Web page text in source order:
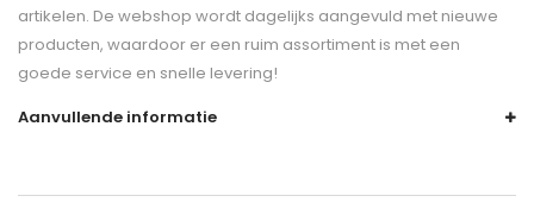
artikelen. De webshop wordt dagelijks aangevuld met nieuwe
producten, waardoor er een ruim assortiment is met een
goede service en snelle levering!
Aanvullende informatie